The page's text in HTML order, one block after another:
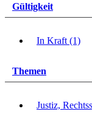
Gültigkeit
In Kraft (1)
Themen
Justiz,